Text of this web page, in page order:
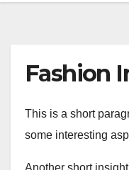
Fashion
This is a short
some interesting